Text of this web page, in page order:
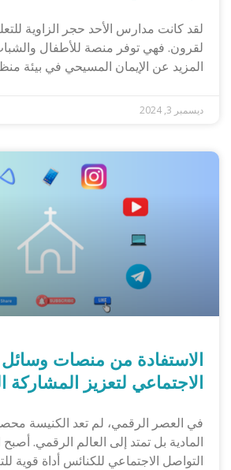
لقد كانت مدارس الأحد حجر الزاوية
لقرون. فهي توفر منصة للأطفال
المزيد عن الإيمان المسيحي في بيئة
ديسمبر 3, 2024
الاستفادة من منصات وسائل
الاجتماعي لتعزيز المشاركة
في العصر الرقمي، لم تعد الكنيسة
المادية بل تمتد إلى العالم الرقمي.
التواصل الاجتماعي للكنائس أداة قوية